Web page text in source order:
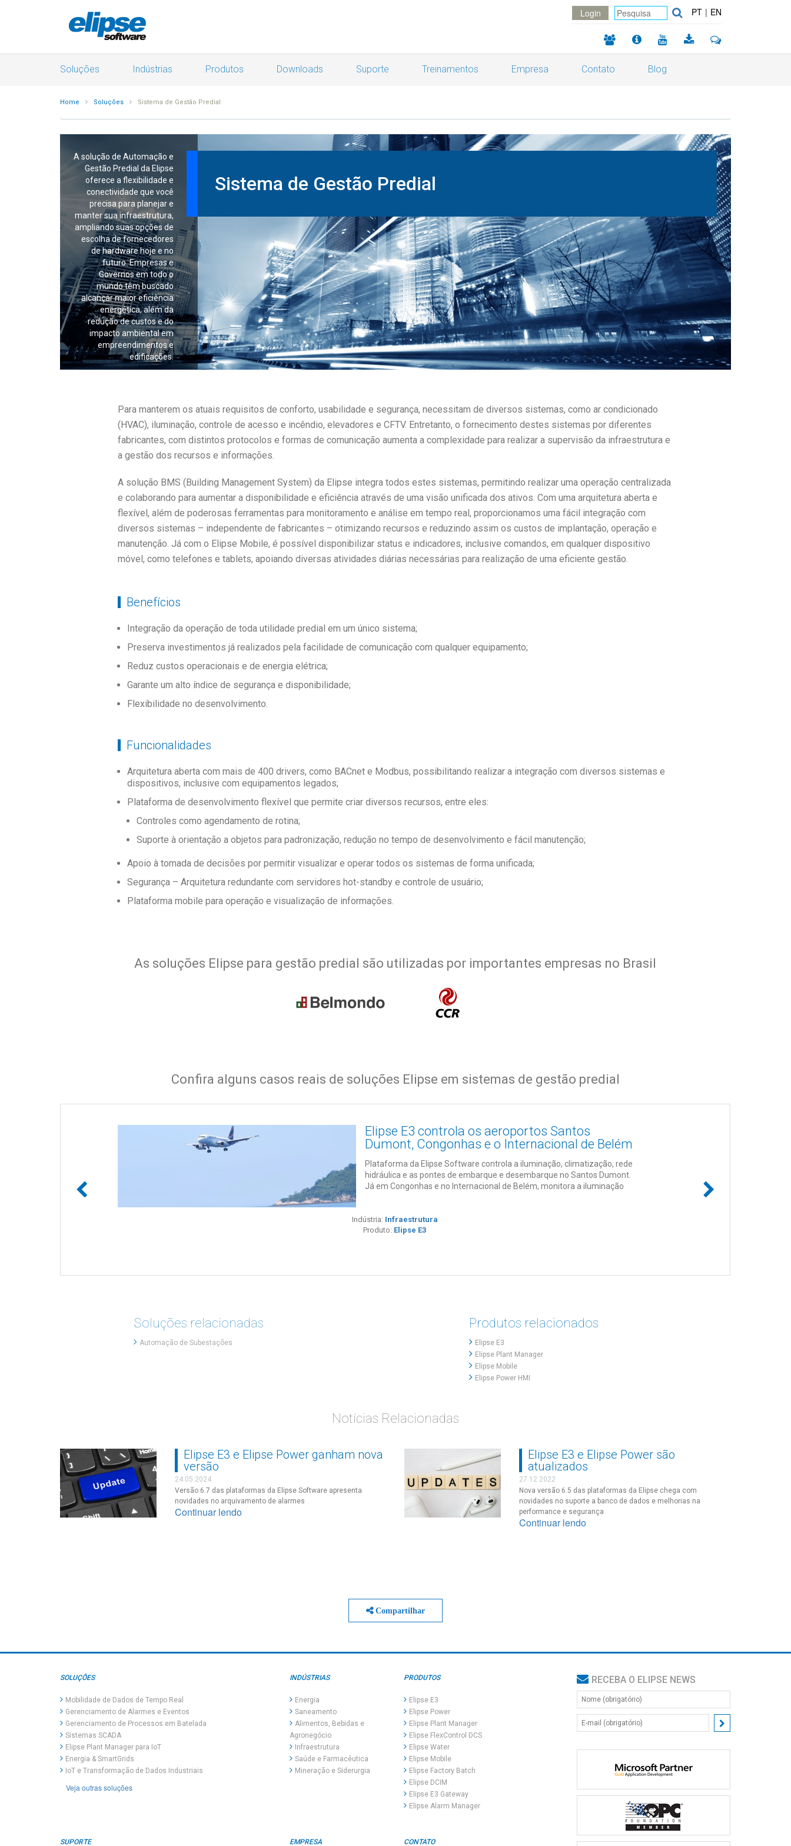
Login PT | EN
Soluções Indústrias Produtos Downloads Suporte Treinamentos Empresa Contato Blog
Home Soluções Sistema de Gestão Predial
A solução de Automação e
Gestão Predial da Elipse
oferece a flexibilidade e
conectividade que você
precisa para planejar e
manter sua infraestrutura,
ampliando suas opções de
escolha de fornecedores
de hardware hoje e no
futuro. Empresas e
Governos em todo o
mundo têm buscado
alcançar maior eficiência
energética, além da
redução de custos e do
impacto ambiental em
empreendimentos e
edificações.
Sistema de Gestão Predial
Para manterem os atuais requisitos de conforto, usabilidade e segurança, necessitam de diversos sistemas, como ar condicionado
(HVAC), iluminação, controle de acesso e incêndio, elevadores e CFTV. Entretanto, o fornecimento destes sistemas por diferentes
fabricantes, com distintos protocolos e formas de comunicação aumenta a complexidade para realizar a supervisão da infraestrutura e
a gestão dos recursos e informações.
A solução BMS (Building Management System) da Elipse integra todos estes sistemas, permitindo realizar uma operação centralizada
e colaborando para aumentar a disponibilidade e eficiência através de uma visão unificada dos ativos. Com uma arquitetura aberta e
flexível, além de poderosas ferramentas para monitoramento e análise em tempo real, proporcionamos uma fácil integração com
diversos sistemas – independente de fabricantes – otimizando recursos e reduzindo assim os custos de implantação, operação e
manutenção. Já com o Elipse Mobile, é possível disponibilizar status e indicadores, inclusive comandos, em qualquer dispositivo
móvel, como telefones e tablets, apoiando diversas atividades diárias necessárias para realização de uma eficiente gestão.
Benefícios
Integração da operação de toda utilidade predial em um único sistema;
Preserva investimentos já realizados pela facilidade de comunicação com qualquer equipamento;
Reduz custos operacionais e de energia elétrica;
Garante um alto índice de segurança e disponibilidade;
Flexibilidade no desenvolvimento.
Funcionalidades
Arquitetura aberta com mais de 400 drivers, como BACnet e Modbus, possibilitando realizar a integração com diversos sistemas e
dispositivos, inclusive com equipamentos legados;
Plataforma de desenvolvimento flexível que permite criar diversos recursos, entre eles:
Controles como agendamento de rotina;
Suporte à orientação a objetos para padronização, redução no tempo de desenvolvimento e fácil manutenção;
Apoio à tomada de decisões por permitir visualizar e operar todos os sistemas de forma unificada;
Segurança – Arquitetura redundante com servidores hot-standby e controle de usuário;
Plataforma mobile para operação e visualização de informações.
As soluções Elipse para gestão predial são utilizadas por importantes empresas no Brasil
Confira alguns casos reais de soluções Elipse em sistemas de gestão predial
Elipse E3 controla os aeroportos Santos
Dumont, Congonhas e o Internacional de Belém
Plataforma da Elipse Software controla a iluminação, climatização, rede
hidráulica e as pontes de embarque e desembarque no Santos Dumont.
Já em Congonhas e no Internacional de Belém, monitora a iluminação
Indústria: Infraestrutura
Produto: Elipse E3
Soluções relacionadas
Automação de Subestações
Produtos relacionados
Elipse E3
Elipse Plant Manager
Elipse Mobile
Elipse Power HMI
Notícias Relacionadas
Elipse E3 e Elipse Power ganham nova
versão
24.05.2024
Versão 6.7 das plataformas da Elipse Software apresenta
novidades no arquivamento de alarmes
Continuar lendo
Elipse E3 e Elipse Power são
atualizados
27.12.2022
Nova versão 6.5 das plataformas da Elipse chega com
novidades no suporte a banco de dados e melhorias na
performance e segurança
Continuar lendo
Compartilhar
SOLUÇÕES
Mobilidade de Dados de Tempo Real
Gerenciamento de Alarmes e Eventos
Gerenciamento de Processos em Batelada
Sistemas SCADA
Elipse Plant Manager para IoT
Energia & SmartGrids
IoT e Transformação de Dados Industriais
Veja outras soluções
INDÚSTRIAS
Energia
Saneamento
Alimentos, Bebidas e
Agronegócio
Infraestrutura
Saúde e Farmacêutica
Mineração e Siderurgia
PRODUTOS
Elipse E3
Elipse Power
Elipse Plant Manager
Elipse FlexControl DCS
Elipse Water
Elipse Mobile
Elipse Factory Batch
Elipse DCIM
Elipse E3 Gateway
Elipse Alarm Manager
SUPORTE EMPRESA CONTATO
RECEBA O ELIPSE NEWS